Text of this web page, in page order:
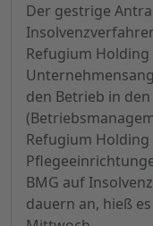
Der gestrige
Refugium Holding
den Betrieb in
Refugium
BMG auf
dauern an, hieß